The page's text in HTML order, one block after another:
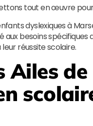
tout en œuvre
dyslexiques à
besoins spécifiques
réussite scolaire.
Ailes